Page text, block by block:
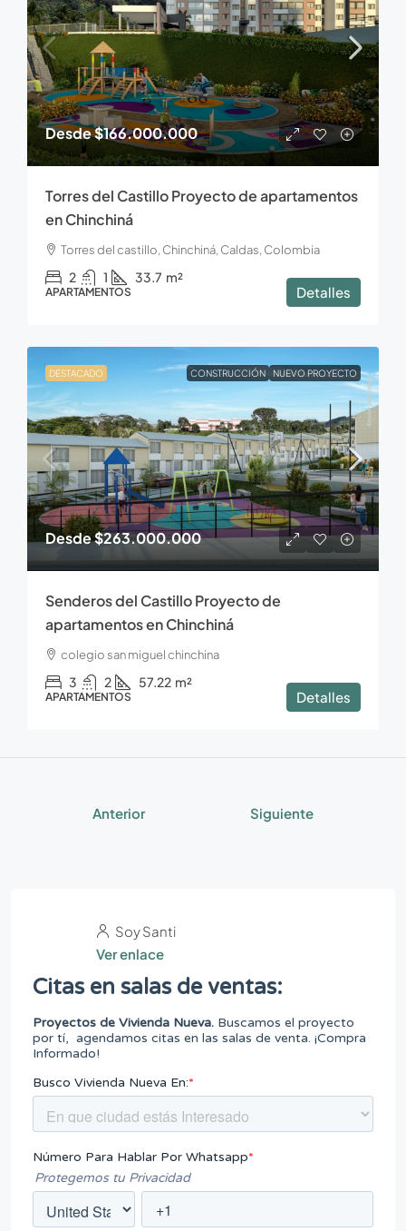
Desde$166.000.000
Torres del Castillo Proyecto de apartamentos
en Chinchiná
Torres del castillo, Chinchiná, Caldas, Colombia
2 1 33.7 m²
APARTAMENTOS Detalles
DESTACADO CONSTRUCCIÓN NUEVO PROYECTO
Desde$263.000.000
Senderos del Castillo Proyecto de
apartamentos en Chinchiná
colegio san miguel chinchina
3 2 57.22 m²
APARTAMENTOS Detalles
Anterior Siguiente
Soy Santi
Ver enlace